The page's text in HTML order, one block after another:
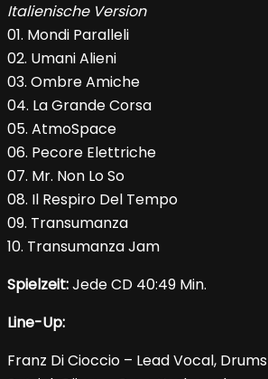
Italienische Version
01. Mondi Paralleli
02. Umani Alieni
03. Ombre Amiche
04. La Grande Corsa
05. AtmoSpace
06. Pecore Elettriche
07. Mr. Non Lo So
08. Il Respiro Del Tempo
09. Transumanza
10. Transumanza Jam
Spielzeit:Jede CD 40:49 Min.
Line-Up:
Franz Di Cioccio – Lead Vocal, Drums